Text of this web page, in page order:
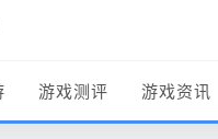
游戏测评 游戏资讯